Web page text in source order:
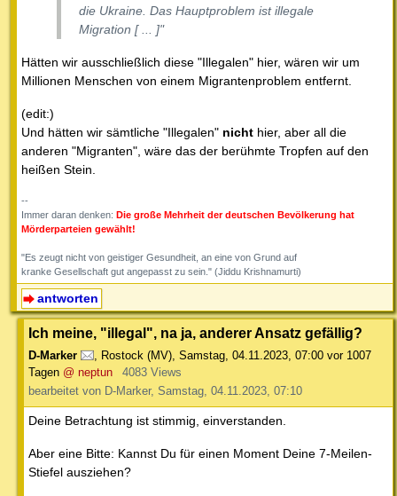
die Ukraine. Das Hauptproblem ist illegale
Migration [ ... ]"
Hätten wir ausschließlich diese "Illegalen" hier, wären wir um
Millionen Menschen von einem Migrantenproblem entfernt.
(edit:)
Und hätten wir sämtliche "Illegalen" nicht hier, aber all die
anderen "Migranten", wäre das der berühmte Tropfen auf den
heißen Stein.
--
Immer daran denken: Die große Mehrheit der deutschen Bevölkerung hat
Mörderparteien gewählt!
"Es zeugt nicht von geistiger Gesundheit, an eine von Grund auf
kranke Gesellschaft gut angepasst zu sein." (Jiddu Krishnamurti)
antworten
Ich meine, "illegal", na ja, anderer Ansatz gefällig?
D-Marker , Rostock (MV), Samstag, 04.11.2023, 07:00 vor 1007
Tagen @ neptun
4083 Views
bearbeitet von D-Marker, Samstag, 04.11.2023, 07:10
Deine Betrachtung ist stimmig, einverstanden.
Aber eine Bitte: Kannst Du für einen Moment Deine 7-Meilen-
Stiefel ausziehen?